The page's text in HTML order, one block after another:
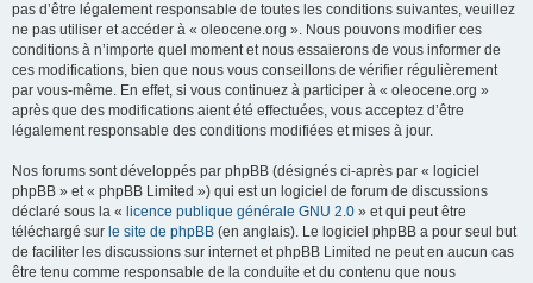
pas d’être légalement responsable de toutes les conditions suivantes, veuillez
ne pas utiliser et accéder à « oleocene.org ». Nous pouvons modifier ces
conditions à n’importe quel moment et nous essaierons de vous informer de
ces modifications, bien que nous vous conseillons de vérifier régulièrement
par vous-même. En effet, si vous continuez à participer à « oleocene.org »
après que des modifications aient été effectuées, vous acceptez d’être
légalement responsable des conditions modifiées et mises à jour.
Nos forums sont développés par phpBB (désignés ci-après par « logiciel
phpBB » et « phpBB Limited ») qui est un logiciel de forum de discussions
déclaré sous la « licence publique générale GNU 2.0 » et qui peut être
téléchargé sur le site de phpBB (en anglais). Le logiciel phpBB a pour seul but
de faciliter les discussions sur internet et phpBB Limited ne peut en aucun cas
être tenu comme responsable de la conduite et du contenu que nous